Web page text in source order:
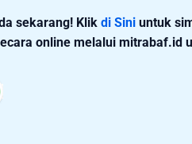
sekarang! Klik di Sini untuk
online melalui mitrabaf.id